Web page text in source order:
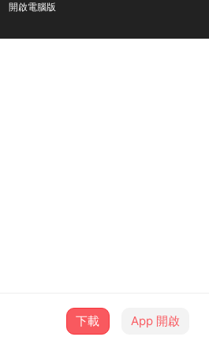
開啟電腦版
下載 App 開啟